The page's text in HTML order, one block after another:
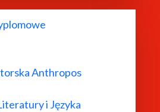
Anthropos
i Języka